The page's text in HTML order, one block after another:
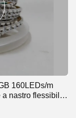
160LEDs/m
a nastro flessibile